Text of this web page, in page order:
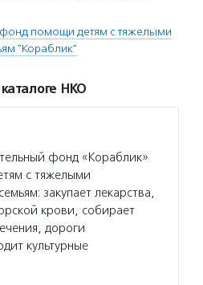
фонд помощи детям с тяжелыми
"Кораблик"
НКО
фонд «Кораблик»
с тяжелыми
закупает лекарства,
крови, собирает
дороги
культурные